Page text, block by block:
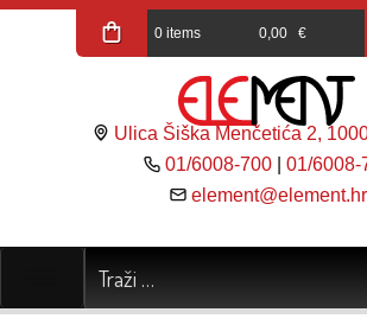
0 items 0,00 €
Ulica Šiška Menčetića 2,
01/6008-700 |01/6008-
element@element.hr